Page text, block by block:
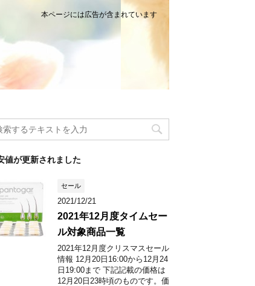
本ページには広告が含まれています
値が更新されました
セール
2021/12/21
2021年12月度タイムセー
ル対象商品一覧
2021年12月度クリスマスセール
情報 12月20日16:00から12月24
日19:00まで 下記記載の価格は
12月20日23時頃のものです。価